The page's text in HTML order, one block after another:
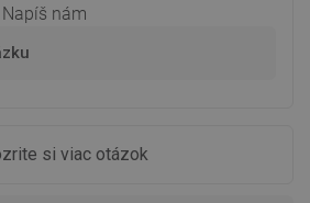
Napíš nám
si viac otázok